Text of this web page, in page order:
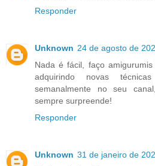
Responder
Unknown 24 de agosto de
Nada é fácil, faço
adquirindo novas
semanalmente no seu
sempre surpreende!
Responder
Unknown 31 de janeiro de